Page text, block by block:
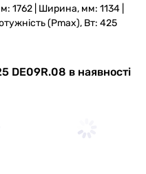
1762 | Ширина, мм: 1134 |
(Pmax), Вт: 425
DE09R.08 в наявності